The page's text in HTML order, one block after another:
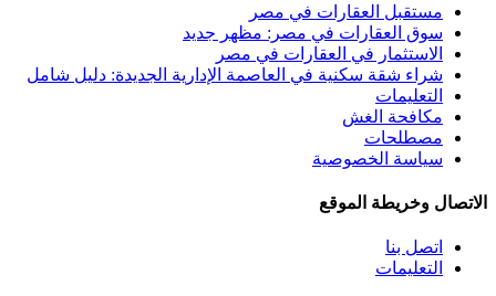
مستقبل العقارات في مصر
سوق العقارات في مصر: مظهر جديد
الاستثمار في العقارات في مصر
شراء شقة سكنية في العاصمة الإدارية الجديدة: دليل شامل
التعليمات
مكافحة الغش
مصطلحات
سياسة الخصوصية
الاتصال وخريطة الموقع
اتصل بنا
التعليمات